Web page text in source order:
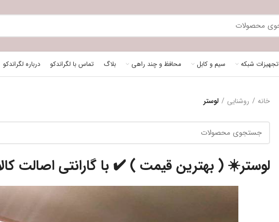
تجهیزات شبکه سیم و کابل محافظ و چند راهی بلاگ تماس با لگراندکو درباره لگراندکو
خانه روشنایی لوستر
لوستر☀️ ( بهترین قیمت ) ✔️ با گارانتی اصالت